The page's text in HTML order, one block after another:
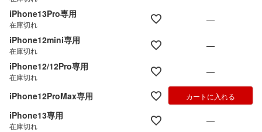
iPhone13Pro専用
在庫切れ
—
iPhone12mini専用
在庫切れ
—
iPhone12/12Pro専用
在庫切れ —
iPhone12ProMax専用 カートに入れる
iPhone13専用
在庫切れ
—